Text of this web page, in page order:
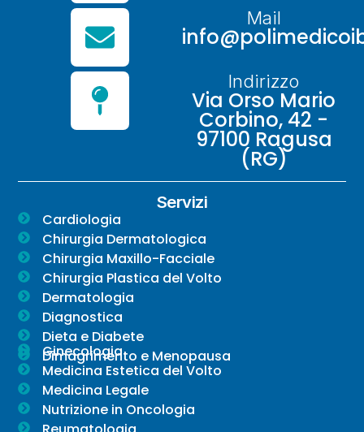
Mail
Indirizzo
Via Orso Mario
Corbino, 42 -
97100 Ragusa
(RG)
Servizi
Cardiologia
Chirurgia Dermatologica
Chirurgia Maxillo-Facciale
Chirurgia Plastica del Volto
Dermatologia
Diagnostica
Dieta e Diabete
Dimagrimento e Menopausa
Ginecologia
Medicina Estetica del Volto
Medicina Legale
Nutrizione in Oncologia